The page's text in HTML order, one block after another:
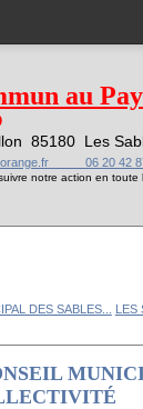
au
85180 Les
06 20 42
notre action en toute
DES SABLES... LES